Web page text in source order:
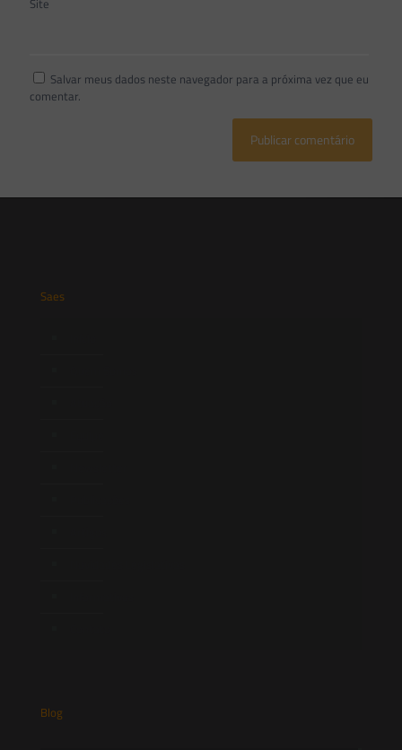
Site
Salvar meus dados neste navegador para a próxima vez que eu
comentar.
Saes
Blog